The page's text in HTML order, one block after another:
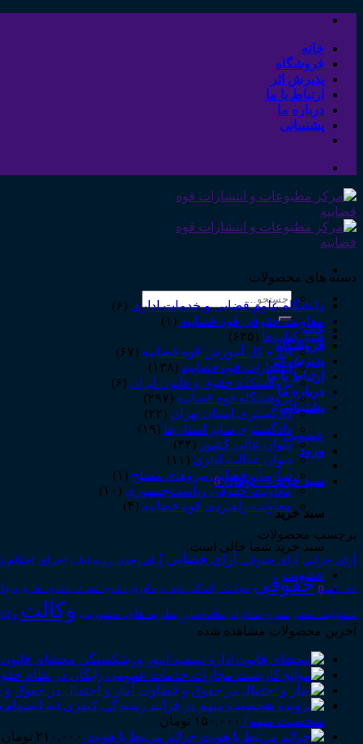
Skip
contentخانه
فروشگاه
پذیرش اثر
ارتباط با ما
درباره ما
پشتیبانی
جستجو
برای:
خانه
فروشگاه
پذیرش اثر
ارتباط با ما
درباره ما
پشتیبانی
عضویت
ورود
سبد خرید /۰ تومان 0
سبد خرید
سبد خرید شما خالی است.
عضویت
0
دسته های محصولات
دانشگاه علوم قضایی و خدمات اداری (۶)
معاونت حقوقی قوه قضاییه (۱)
همه‌ـ‌کتاب‌ها (۶۳۵)
اداره کل آموزش قوه قضاییه (۶۷)
انتشارات قوه قضاییه (۱۳۸)
پژوهشکده حقوق و قانون ایران (۶)
پژوهشگاه قوه قضاییه (۲۹۷)
دادگستری استان تهران (۲۲)
دادگستری سایر استان‌ها (۱۹)
دیوان عالی کشور (۴۴)
دیوان عدالت اداری (۱۱)
سازمان قضایی نیروهای مسلح (۱)
معاونت حقوقی ریاست‌جمهوری (۱۰)
معاونت راهبردی قوه قضاییه (۴)
برچسب محصولات
آرای جزایی آرای حقوقی آرای قضایی آرای وحدت رویه اجاره اجرای احکام
حق_کسب حقوقی حوادث_رانندگی خلع_ید داوری دعاوی_تصرف دعاوی_طاری
مسئولیت_مدنی مشروح مذاکرات نظام قضایی نظریه_های_مشورتی وکالت
آخرین محصولات مشاهده شده
محشای قانون
آمار و احتمال در حقوق
شخصیت متهم) ۱۵۰,۰۰۰ تومان
جرائم مرتبط با هویت ۲۱۰,۰۰۰ تومان